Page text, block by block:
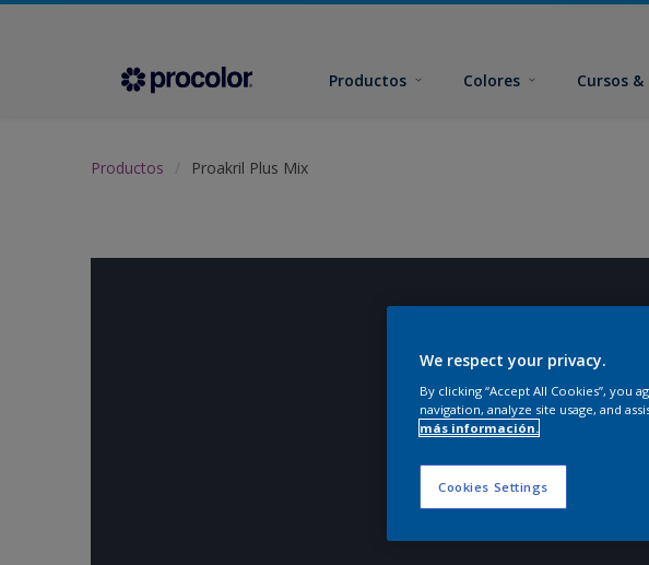
Productos Colores Cursos &
Productos Proakril Plus Mix
We respect your privacy.
By clicking “Accept All Cookies”,
navigation, analyze site usage, and
más información.
Cookies Settings